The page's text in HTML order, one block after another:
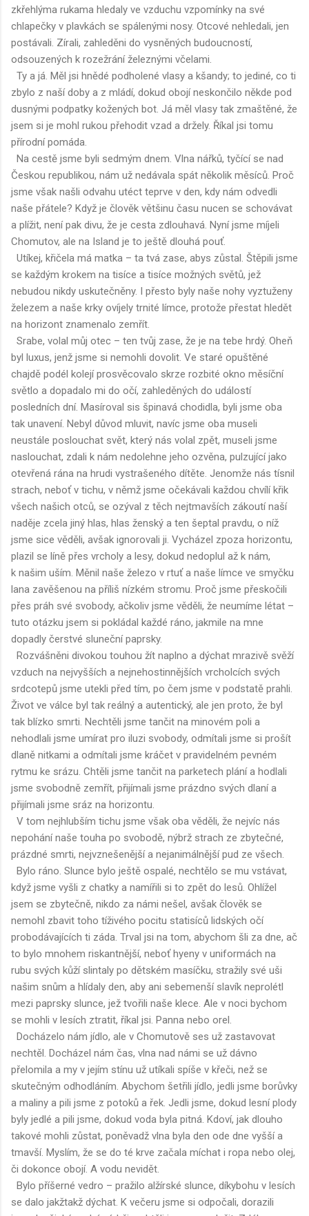
zkřehlýma rukama hledaly ve vzduchu vzpomínky na své
chlapečky v plavkách se spálenými nosy. Otcové nehledali, jen
postávali. Zírali, zahleděni do vysněných budoucností,
odsouzených k rozežrání železnými včelami.
Ty a já. Měl jsi hnědé podholené vlasy a kšandy; to jediné, co ti
zbylo z naší doby a z mládí, dokud obojí neskončilo někde pod
dusnými podpatky kožených bot. Já měl vlasy tak zmaštěné, že
jsem si je mohl rukou přehodit vzad a držely. Říkal jsi tomu
přírodní pomáda.
Na cestě jsme byli sedmým dnem. Vlna nářků, tyčící se nad
Českou republikou, nám už nedávala spát několik měsíců. Proč
jsme však našli odvahu utéct teprve v den, kdy nám odvedli
naše přátele? Když je člověk většinu času nucen se schovávat
a plížit, není pak divu, že je cesta zdlouhavá. Nyní jsme míjeli
Chomutov, ale na Island je to ještě dlouhá pouť.
Utíkej, křičela má matka – ta tvá zase, abys zůstal. Štěpili jsme
se každým krokem na tisíce a tisíce možných světů, jež
nebudou nikdy uskutečněny. I přesto byly naše nohy vyztuženy
železem a naše krky ovíjely trnité límce, protože přestat hledět
na horizont znamenalo zemřít.
Srabe, volal můj otec – ten tvůj zase, že je na tebe hrdý. Oheň
byl luxus, jenž jsme si nemohli dovolit. Ve staré opuštěné
chajdě podél kolejí prosvěcovalo skrze rozbité okno měsíční
světlo a dopadalo mi do očí, zahleděných do událostí
posledních dní. Masíroval sis špinavá chodidla, byli jsme oba
tak unavení. Nebyl důvod mluvit, navíc jsme oba museli
neustále poslouchat svět, který nás volal zpět, museli jsme
naslouchat, zdali k nám nedolehne jeho ozvěna, pulzující jako
otevřená rána na hrudi vystrašeného dítěte. Jenomže nás tísnil
strach, neboť v tichu, v němž jsme očekávali každou chvílí křik
všech našich otců, se ozýval z těch nejtmavších zákoutí naší
naděje zcela jiný hlas, hlas ženský a ten šeptal pravdu, o níž
jsme sice věděli, avšak ignorovali ji. Vycházel zpoza horizontu,
plazil se líně přes vrcholy a lesy, dokud nedoplul až k nám,
k našim uším. Měnil naše železo v rtuť a naše límce ve smyčku
lana zavěšenou na příliš nízkém stromu. Proč jsme přeskočili
přes práh své svobody, ačkoliv jsme věděli, že neumíme létat –
tuto otázku jsem si pokládal každé ráno, jakmile na mne
dopadly čerstvé sluneční paprsky.
Rozvášněni divokou touhou žít naplno a dýchat mrazivě svěží
vzduch na nejvyšších a nejnehostinnějších vrcholcích svých
srdcotepů jsme utekli před tím, po čem jsme v podstatě prahli.
Život ve válce byl tak reálný a autentický, ale jen proto, že byl
tak blízko smrti. Nechtěli jsme tančit na minovém poli a
nehodlali jsme umírat pro iluzi svobody, odmítali jsme si prošít
dlaně nitkami a odmítali jsme kráčet v pravidelném pevném
rytmu ke srázu. Chtěli jsme tančit na parketech plání a hodlali
jsme svobodně zemřít, přijímali jsme prázdno svých dlaní a
přijímali jsme sráz na horizontu.
V tom nejhlubším tichu jsme však oba věděli, že nejvíc nás
nepohání naše touha po svobodě, nýbrž strach ze zbytečné,
prázdné smrti, nejvznešenější a nejanimálnější pud ze všech.
Bylo ráno. Slunce bylo ještě ospalé, nechtělo se mu vstávat,
když jsme vyšli z chatky a namířili si to zpět do lesů. Ohlížel
jsem se zbytečně, nikdo za námi nešel, avšak člověk se
nemohl zbavit toho tíživého pocitu statisíců lidských očí
probodávajících ti záda. Trval jsi na tom, abychom šli za dne, ač
to bylo mnohem riskantnější, neboť hyeny v uniformách na
rubu svých kůží slintaly po dětském masíčku, stražily své uši
našim snům a hlídaly den, aby ani sebemenší slavík neprolétl
mezi paprsky slunce, jež tvořili naše klece. Ale v noci bychom
se mohli v lesích ztratit, říkal jsi. Panna nebo orel.
Docházelo nám jídlo, ale v Chomutově ses už zastavovat
nechtěl. Docházel nám čas, vlna nad námi se už dávno
přelomila a my v jejím stínu už utíkali spíše v křeči, než se
skutečným odhodláním. Abychom šetřili jídlo, jedli jsme borůvky
a maliny a pili jsme z potoků a řek. Jedli jsme, dokud lesní plody
byly jedlé a pili jsme, dokud voda byla pitná. Kdoví, jak dlouho
takové mohli zůstat, poněvadž vlna byla den ode dne vyšší a
tmavší. Myslím, že se do té krve začala míchat i ropa nebo olej,
či dokonce obojí. A vodu nevidět.
Bylo příšerné vedro – pražilo alžírské slunce, díkybohu v lesích
se dalo jakžtakž dýchat. K večeru jsme si odpočali, dorazili